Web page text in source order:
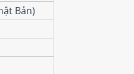
Bản)